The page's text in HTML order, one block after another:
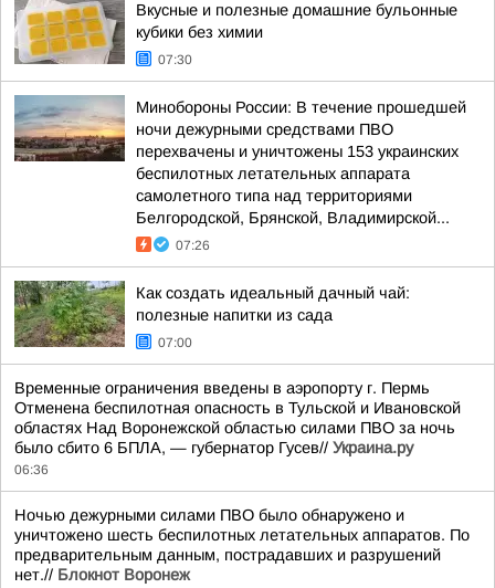
Вкусные и полезные домашние бульонные
кубики без химии
07:30
Минобороны России: В течение прошедшей
ночи дежурными средствами ПВО
перехвачены и уничтожены 153 украинских
беспилотных летательных аппарата
самолетного типа над территориями
Белгородской, Брянской, Владимирской...
07:26
Как создать идеальный дачный чай:
полезные напитки из сада
07:00
Временные ограничения введены в аэропорту г. Пермь
Отменена беспилотная опасность в Тульской и Ивановской
областях Над Воронежской областью силами ПВО за ночь
было сбито 6 БПЛА, — губернатор Гусев// Украина.ру
06:36
Ночью дежурными силами ПВО было обнаружено и
уничтожено шесть беспилотных летательных аппаратов. По
предварительным данным, пострадавших и разрушений
нет.// Блокнот Воронеж